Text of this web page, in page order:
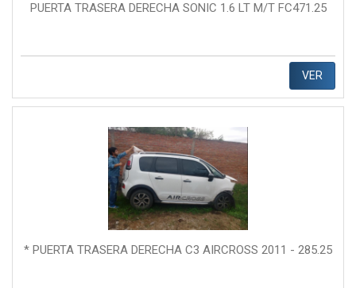
PUERTA TRASERA DERECHA SONIC 1.6 LT M/T FC471.25
VER
* PUERTA TRASERA DERECHA C3 AIRCROSS 2011 - 285.25